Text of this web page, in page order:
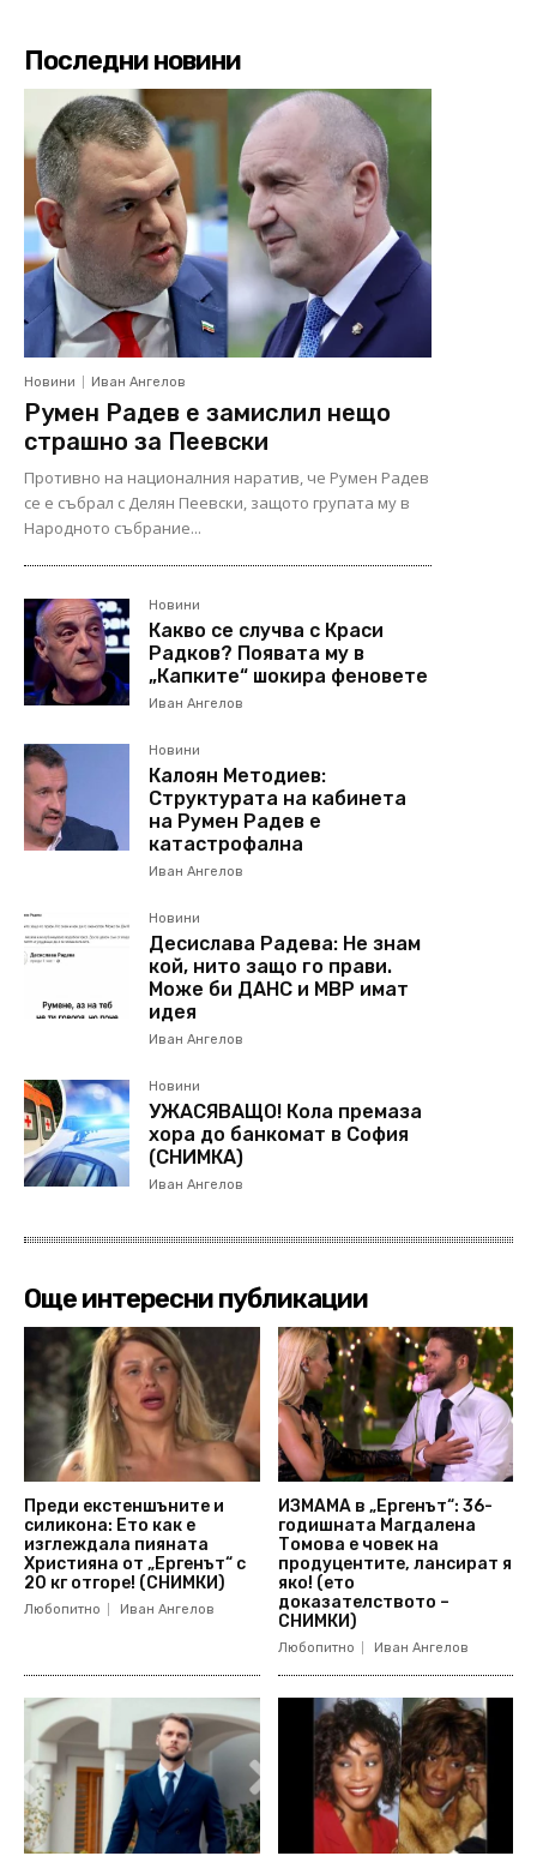
Последни новини
Новини Иван Ангелов
Румен Радев е замислил нещо
страшно за Пеевски
Противно на националния наратив, че Румен Радев
се е събрал с Делян Пеевски, защото групата му в
Народното събрание...
Новини
Какво се случва с Краси
Радков? Появата му в
„Капките“ шокира феновете
Иван Ангелов
Новини
Калоян Методиев:
Структурата на кабинета
на Румен Радев е
катастрофална
Иван Ангелов
Новини
Десислава Радева: Не знам
кой, нито защо го прави.
Може би ДАНС и МВР имат
идея
Иван Ангелов
Новини
УЖАСЯВАЩО! Кола премаза
хора до банкомат в София
(СНИМКА)
Иван Ангелов
Още интересни публикации
Преди екстеншъните и
силикона: Ето как е
изглеждала пияната
Християна от „Ергенът“ с
20 кг отгоре! (СНИМКИ)
Любопитно Иван Ангелов
ИЗМАМА в „Ергенът“: 36-
годишната Магдалена
Томова е човек на
продуцентите, лансират я
яко! (ето
доказателството –
СНИМКИ)
Любопитно Иван Ангелов